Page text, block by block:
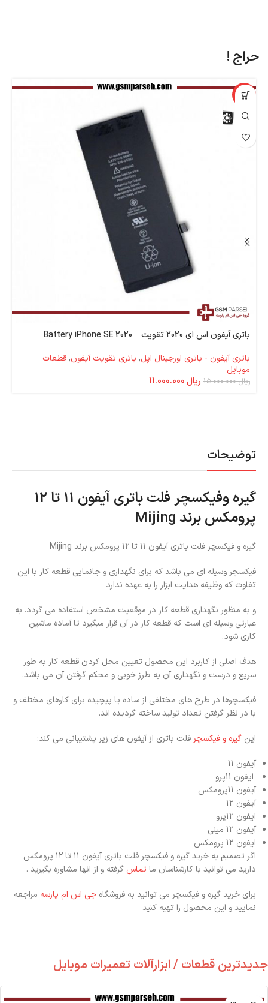
توضیحات
گیره وفیکسچر فلت باتری آیفون ‍۱۱ تا ۱۲
پرومکس برند Mijing
گیره و فیکسچر فلت باتری آیفون ‍۱۱ تا ۱۲ پرومکس برند Mijing
فیکسچر وسیله ای می باشد که برای نگهداری و جانمایی قطعه کار با این
تفاوت که وظیفه هدایت ابزار را به عهده ندارد
و به منظور نگهداری قطعه کار در موقعیت مشخص استفاده می گردد. به
عبارتی وسیله ای است که قطعه کار در آن قرار میگیرد تا آماده ماشین
کاری شود.
هدف اصلی از کاربرد این محصول تعیین محل کردن قطعه کار به طور
سریع و درست و نگهداری آن به طرز خوبی و محکم گرفتن آن می باشد.
فیکسچرها در طرح های مختلفی از ساده یا پیچیده برای کارهای مختلف و
با در نظر گرفتن تعداد تولید ساخته گردیده اند.
این گیره و فیکسچر فلت باتری از آیفون های زیر پشتیبانی می کند:
آیفون 11
ایفون 11پرو
آیفون 11پرومکس
آیفون 12
ایفون 12پرو
آیفون 12 مینی
ایفون 12 پرومکس
اگر تصمیم به خرید گیره و فیکسچر فلت باتری آیفون ‍۱۱ تا ۱۲ پرومکس
دارید می توانید با کارشناسان ماتماس گرفته و از انها مشاوره بگیرید .
برای خرید گیره و فیکسچر می توانید به فروشگاه جی اس ام پارسه مراجعه
نمایید و این محصول را تهیه کنید
حراج !
-27%
باتری آیفون اس ای 2020 تقویت – Battery iPhone SE 2020
باتری آیفون - باتری اورجینال اپل, باتری تقویت آیفون,قطعات
موبایل
ریال15.000.000 ریال
جدیدترین قطعات / ابزارآلات تعمیرات موبایل